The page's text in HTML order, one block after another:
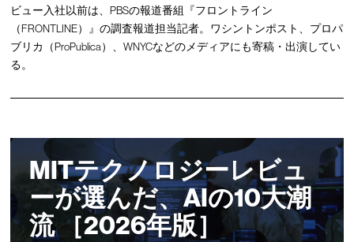
ビュー入社以前は、PBSの報道番組『フロントライン
（FRONTLINE）』の調査報道担当記者。ワシントンポスト、プロパ
ブリカ（ProPublica）、WNYCなどのメディアにも寄稿・出演してい
る。
MITテクノロジーレビュ
ーが選んだ、AIの10大潮
流 ［2026年版］